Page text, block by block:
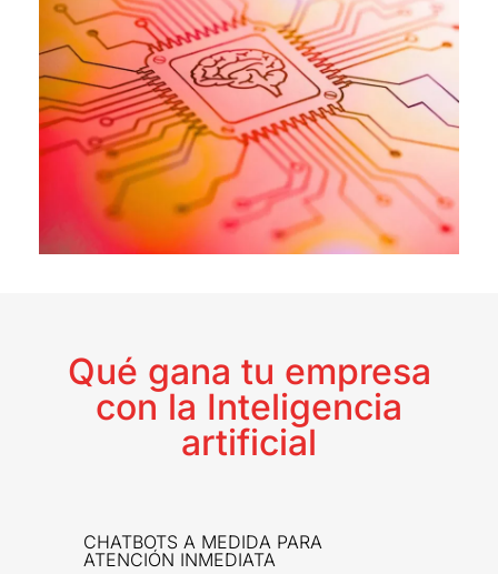
Qué gana tu empresa
con la Inteligencia
artificial
CHATBOTS A MEDIDA PARA
ATENCIÓN INMEDIATA